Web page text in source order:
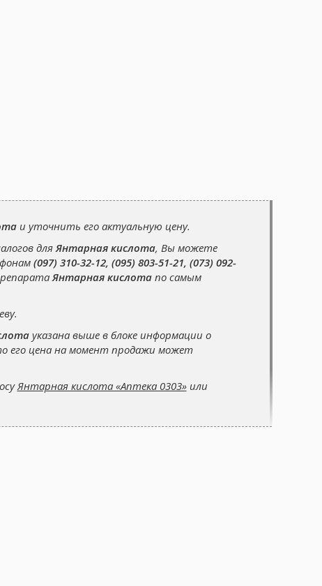
и уточнить его актуальную цену.
для Янтарная кислота, Вы можете
(097) 310-32-12, (095) 803-51-21, (073) 092-
Янтарная кислотапо самым
указана выше в блоке информации о
его цена на момент продажи может
Янтарная кислота «Аптека 0303»или